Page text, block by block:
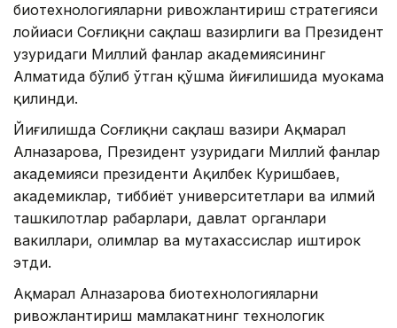
биотехнологияларни ривожлантириш стратегияси
лойиҳаси Соғлиқни сақлаш вазирлиги ва Президент
ҳузуридаги Миллий фанлар академиясининг
Алматида бўлиб ўтган қўшма йиғилишида муҳокама
қилинди.
Йиғилишда Соғлиқни сақлаш вазири Ақмарал
Алназарова, Президент ҳузуридаги Миллий фанлар
академияси президенти Ақилбек Куришбаев,
академиклар, тиббиёт университетлари ва илмий
ташкилотлар раҳбарлари, давлат органлари
вакиллари, олимлар ва мутахассислар иштирок
этди.
Ақмарал Алназарова биотехнологияларни
ривожлантириш мамлакатнинг технологик